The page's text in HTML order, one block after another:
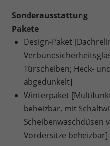
Sonderausstattung
Pakete
Design-Paket
Türscheiben; Heck-
abgedunkelt]
Winterpaket
beheizbar, mit
Scheibenwaschdüsen
Vordersitze beheizbar]